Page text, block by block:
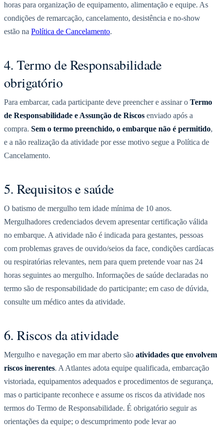
horas para organização de equipamento, alimentação e equipe. As
condições de remarcação, cancelamento, desistência e no-show
estão na Política de Cancelamento.
4. Termo de Responsabilidade
obrigatório
Para embarcar, cada participante deve preencher e assinar o Termo
de Responsabilidade e Assunção de Riscos enviado após a
compra. Sem o termo preenchido, o embarque não é permitido,
e a não realização da atividade por esse motivo segue a Política de
Cancelamento.
5. Requisitos e saúde
O batismo de mergulho tem idade mínima de 10 anos.
Mergulhadores credenciados devem apresentar certificação válida
no embarque. A atividade não é indicada para gestantes, pessoas
com problemas graves de ouvido/seios da face, condições cardíacas
ou respiratórias relevantes, nem para quem pretende voar nas 24
horas seguintes ao mergulho. Informações de saúde declaradas no
termo são de responsabilidade do participante; em caso de dúvida,
consulte um médico antes da atividade.
6. Riscos da atividade
Mergulho e navegação em mar aberto são atividades que envolvem
riscos inerentes. A Atlantes adota equipe qualificada, embarcação
vistoriada, equipamentos adequados e procedimentos de segurança,
mas o participante reconhece e assume os riscos da atividade nos
termos do Termo de Responsabilidade. É obrigatório seguir as
orientações da equipe; o descumprimento pode levar ao